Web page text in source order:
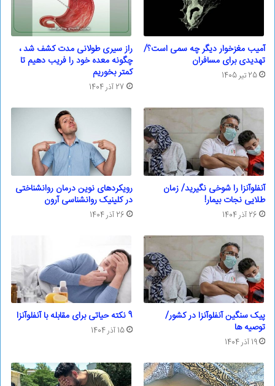
آمیب مغزخوار دیگر چه سمی است؟/
تهدیدی برای مسافران
25 تیر 1405
راز سیری طولانی مدت کشف شد ،
چگونه معده خود را فریب دهیم تا
کمتر بخوریم
27 آذر 1404
آنفلوآنزا را شوخی نگیرید/ زمان
طلایی نجات بیمار!
26 آذر 1404
رویکردهای نوین درمان روانشناختی
در کلینیک روانشناسی آرون
26 آذر 1404
پیک سنگین آنفلوآنزا در کشور/
توصیه ها
19 آذر 1404
9 نکته حیاتی برای مقابله با آنفلوآنزا
15 آذر 1404